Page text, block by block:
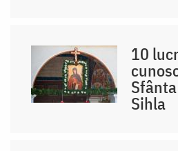
10
Sihla